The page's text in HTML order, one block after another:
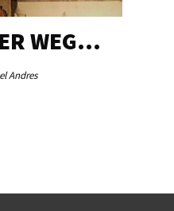
WEG…
Andres